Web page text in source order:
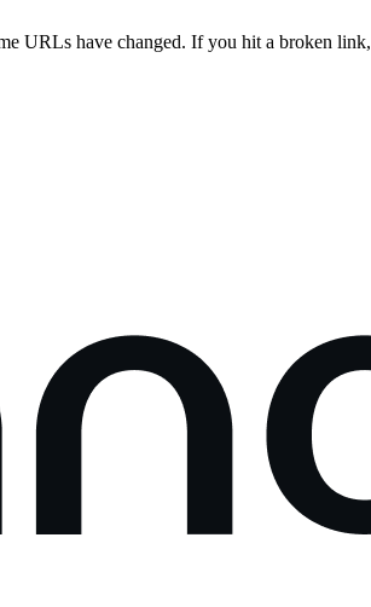
URLs have changed. If you hit a broken link,